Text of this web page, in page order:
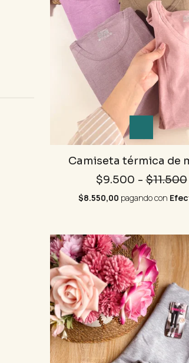
Camiseta térmica de
$9.500 - $11.500
$8.550,00 pagando con